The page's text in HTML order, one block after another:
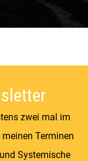
zwei mal im
Terminen
Systemische